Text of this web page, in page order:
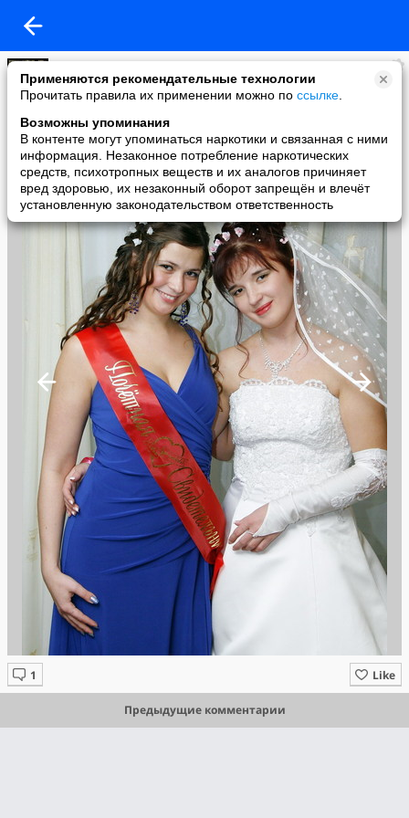
Применяются рекомендательные технологии
Прочитать правила их применении можно по ссылке
Возможны упоминания
В контенте могут упоминаться наркотики и связанная с ними
информация. Незаконное потребление наркотических
средств, психотропных веществ и их аналогов причиняет
вред здоровью, их незаконный оборот запрещён и влечёт
установленную законодательством ответственность
Ирина
added a photo
08 Jan в 18:34
Like
Предыдущие комментарии